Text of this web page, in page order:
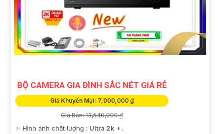
BỘ CAMERA GIA ĐÌNH SẮC NÉT GIÁ RẺ
Giá Khuyến Mại: 7,000,000 ₫
Giá Bán: 13,540,000 ₫
✨ Hình ảnh chất lượng : Ultra 2k + .